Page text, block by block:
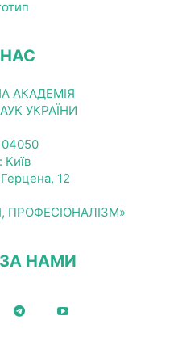
АКАДЕМІЯ
УКРАЇНИ
04050
Київ
12
ПРОФЕСІОНАЛІЗМ»
НАМИ